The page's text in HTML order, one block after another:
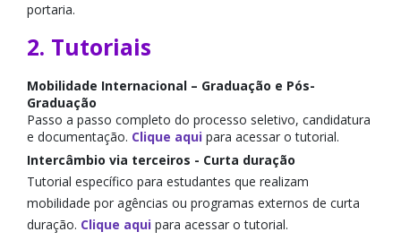
portaria.
2. Tutoriais
Mobilidade Internacional – Graduação e Pós-
Graduação
Passo a passo completo do processo seletivo, candidatura
e documentação. Clique aqui para acessar o tutorial.
Intercâmbio via terceiros - Curta duração
Tutorial específico para estudantes que realizam
mobilidade por agências ou programas externos de curta
duração. Clique aqui para acessar o tutorial.